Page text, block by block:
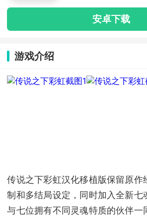
安卓下载
游戏介绍
传说之下彩虹汉化移植版保留原作
制和多结局设定，同时加入全新七
与七位拥有不同灵魂特质的伙伴一